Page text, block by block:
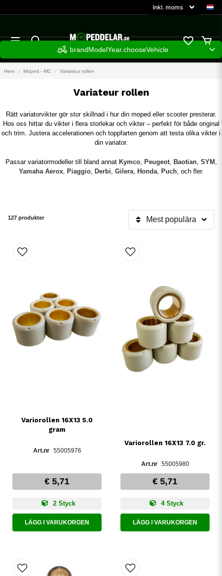
brandModelYear.chooseVehicle
Hem Moped - MC Variateur rollen
Variateur rollen
Rätt variatorvikter gör stor skillnad i hur din moped eller scooter presterar.
Hos oss hittar du vikter i flera storlekar och vikter – perfekt för både original
och trim. Justera accelerationen och toppfarten genom att testa olika vikter i
din variator.
Passar variatormodeller till bland annat Kymco, Peugeot, Baotian, SYM ,
Yamaha Aerox, Piaggio, Derbi, Gilera, Honda, Puch, och fler.
127 produkter Mest populära
Variorollen 16X13 5.0
gram
55005976
€ 5,71
2 Styck
LÄGG I VARUKORGEN
Variorollen 16X13 7.0 gr.
55005980
€ 5,71
4 Styck
LÄGG I VARUKORGEN